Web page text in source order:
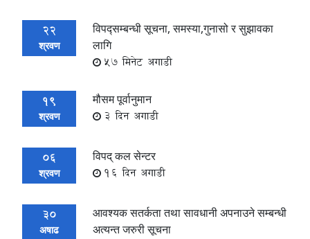
22
श्रवण
विपद्सम्बन्धी सूचना, समस्या,गुनासो र सुझावका
लागि
57 मिनेट अगाडी
19
श्रवण
मौसम पूर्वानुमान
3 दिन अगाडी
06
श्रवण
विपद् कल सेन्टर
16 दिन अगाडी
30
अषाढ
आवश्यक सतर्कता तथा सावधानी अपनाउने सम्बन्धी
अत्यन्त जरुरी सूचना